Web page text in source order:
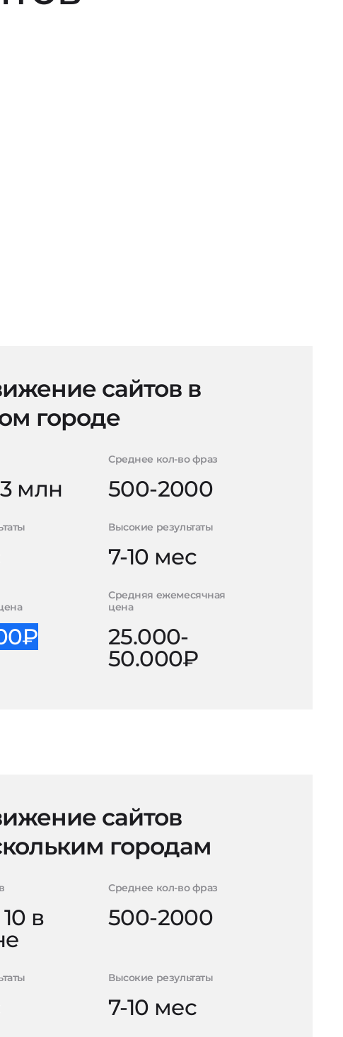
сайтов в
городе
млн
Среднее кол-во фраз
500-2000
Высокие результаты
7-10 мес
Средняя ежемесячная
цена
25.000-
50.000₽
сайтов
городам
в
Среднее кол-во фраз
500-2000
Высокие результаты
7-10 мес